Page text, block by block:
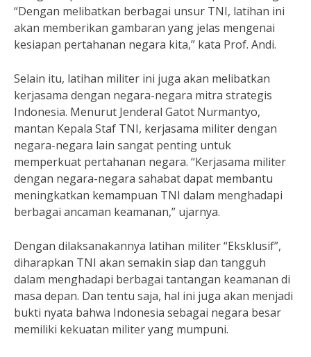
“Dengan melibatkan berbagai unsur TNI, latihan ini
akan memberikan gambaran yang jelas mengenai
kesiapan pertahanan negara kita,” kata Prof. Andi.
Selain itu, latihan militer ini juga akan melibatkan
kerjasama dengan negara-negara mitra strategis
Indonesia. Menurut Jenderal Gatot Nurmantyo,
mantan Kepala Staf TNI, kerjasama militer dengan
negara-negara lain sangat penting untuk
memperkuat pertahanan negara. “Kerjasama militer
dengan negara-negara sahabat dapat membantu
meningkatkan kemampuan TNI dalam menghadapi
berbagai ancaman keamanan,” ujarnya.
Dengan dilaksanakannya latihan militer “Eksklusif”,
diharapkan TNI akan semakin siap dan tangguh
dalam menghadapi berbagai tantangan keamanan di
masa depan. Dan tentu saja, hal ini juga akan menjadi
bukti nyata bahwa Indonesia sebagai negara besar
memiliki kekuatan militer yang mumpuni.